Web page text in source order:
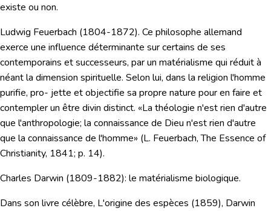
existe ou non.
Ludwig Feuerbach (1804-1872). Ce philosophe allemand
exerce une influence déterminante sur certains de ses
contemporains et successeurs, par un matérialisme qui réduit à
néant la dimension spirituelle. Selon lui, dans la religion l'homme
purifie, pro- jette et objectifie sa propre nature pour en faire et
contempler un être divin distinct. «La théologie n'est rien d'autre
que l'anthropologie; la connaissance de Dieu n'est rien d'autre
que la connaissance de l'homme» (L. Feuerbach, The Essence of
Christianity, 1841; p. 14).
Charles Darwin (1809-1882): le matérialisme biologique.
Dans son livre célèbre, L'origine des espèces (1859), Darwin